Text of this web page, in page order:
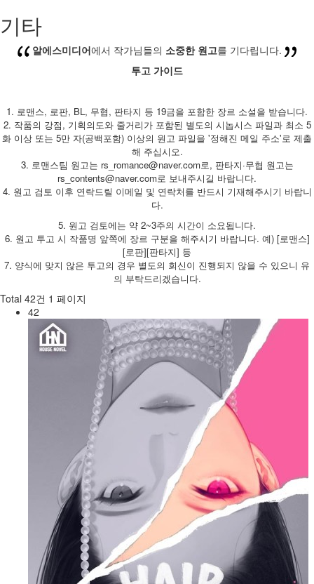
기타
알에스미디어에서 작가님들의 소중한 원고를 기다립니다.
투고 가이드
1. 로맨스, 로판, BL, 무협, 판타지 등 19금을 포함한 장르 소설을 받습니다.
2. 작품의 강점, 기획의도와 줄거리가 포함된 별도의 시놉시스 파일과 최소 5
화 이상 또는 5만 자(공백포함) 이상의 원고 파일을 '정해진 메일 주소'로 제출
해 주십시오.
3. 로맨스팀 원고는 rs_romance@naver.com로, 판타지·무협 원고는
rs_contents@naver.com로 보내주시길 바랍니다.
4. 원고 검토 이후 연락드릴 이메일 및 연락처를 반드시 기재해주시기 바랍니
다.
5. 원고 검토에는 약 2~3주의 시간이 소요됩니다.
6. 원고 투고 시 작품명 앞쪽에 장르 구분을 해주시기 바랍니다. 예) [로맨스]
[로판][판타지] 등
7. 양식에 맞지 않은 투고의 경우 별도의 회신이 진행되지 않을 수 있으니 유
의 부탁드리겠습니다.
Total 42건 1 페이지
42